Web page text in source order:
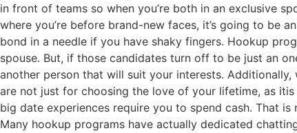
in front of teams so when you’re both in an exclusive
where you’re before brand-new faces, it’s going to
bond in a needle if you have shaky fingers. Hookup
spouse. But, if those candidates turn off to be just an
another person that will suit your interests.
are not just for choosing the love of your lifetime, as
big date experiences require you to spend cash. That
Many hookup programs have actually dedicated